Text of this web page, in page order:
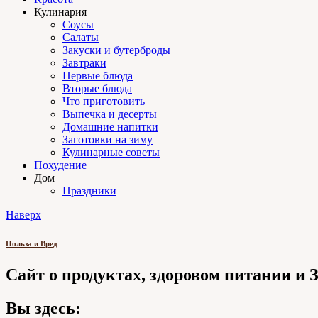
Кулинария
Соусы
Салаты
Закуски и бутерброды
Завтраки
Первые блюда
Вторые блюда
Что приготовить
Выпечка и десерты
Домашние напитки
Заготовки на зиму
Кулинарные советы
Похудение
Дом
Праздники
Наверх
Польза и Вред
Сайт о продуктах, здоровом питании
Вы здесь: